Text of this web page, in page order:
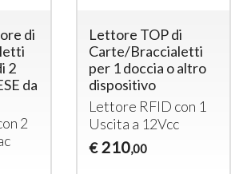
di
2
da
2
Lettore TOP di
Carte/Braccialetti
per 1 doccia o altro
dispositivo
Lettore RFID con 1
Uscita a 12Vcc
€ 210,00